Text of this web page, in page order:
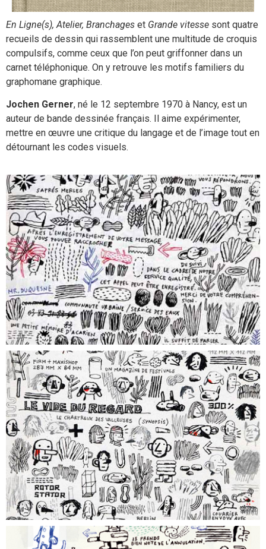
En Ligne(s), Atelier, Branchages et Grande vitesse sont quatre
recueils de dessin qui rassemblent une multitude de croquis
compulsifs, comme ceux que l’on peut griffonner dans un
carnet téléphonique. On y retrouve les motifs familiers du
graphomane graphique.
Jochen Gerner, né le 12 septembre 1970 à Nancy, est un
auteur de bande dessinée français. Il aime expérimenter,
mettre en œuvre une critique du langage et de l’image tout en
détournant les codes visuels.